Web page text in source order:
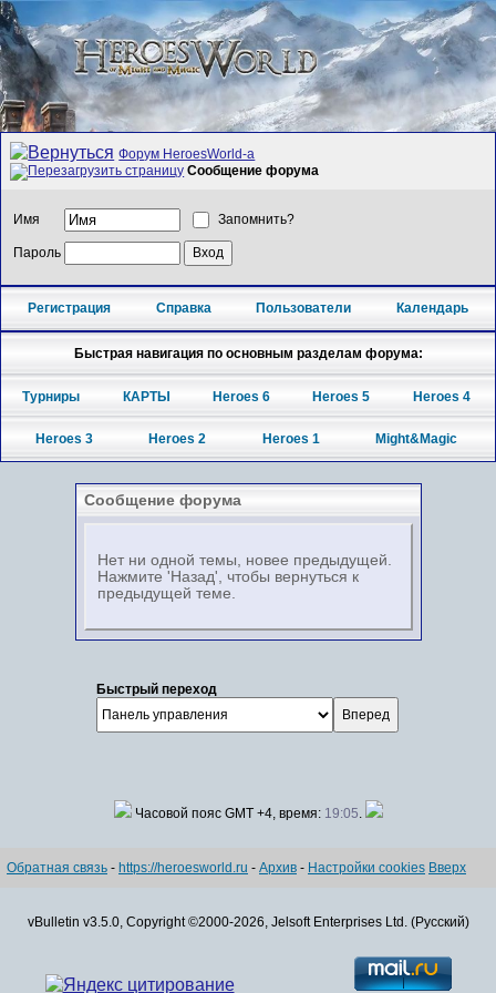
Форум HeroesWorld-а
Сообщение форума
Имя Запомнить?
Пароль
Регистрация Справка Пользователи Календарь
Быстрая навигация по основным разделам форума:
Турниры КАРТЫ Heroes 6 Heroes 5 Heroes 4
Heroes 3 Heroes 2 Heroes 1 Might&Magic
Сообщение форума
Нет ни одной темы, новее предыдущей.
Нажмите 'Назад', чтобы вернуться к
предыдущей теме.
Быстрый переход
Часовой пояс GMT +4, время: 19:05.
Обратная связь - https://heroesworld.ru - Архив - Настройки cookies Вверх
vBulletin v3.5.0, Copyright ©2000-2026, Jelsoft Enterprises Ltd. (Русский)